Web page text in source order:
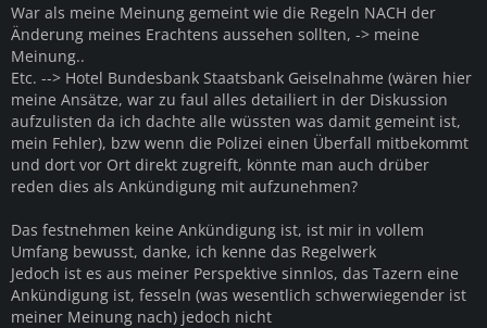
War als meine Meinung gemeint wie die Regeln NACH der
Änderung meines Erachtens aussehen sollten, -> meine
Meinung..
Etc. --> Hotel Bundesbank Staatsbank Geiselnahme (wären hier
meine Ansätze, war zu faul alles detailiert in der Diskussion
aufzulisten da ich dachte alle wüssten was damit gemeint ist,
mein Fehler), bzw wenn die Polizei einen Überfall mitbekommt
und dort vor Ort direkt zugreift, könnte man auch drüber
reden dies als Ankündigung mit aufzunehmen?
Das festnehmen keine Ankündigung ist, ist mir in vollem
Umfang bewusst, danke, ich kenne das Regelwerk
Jedoch ist es aus meiner Perspektive sinnlos, das Tazern eine
Ankündigung ist, fesseln (was wesentlich schwerwiegender ist
meiner Meinung nach) jedoch nicht